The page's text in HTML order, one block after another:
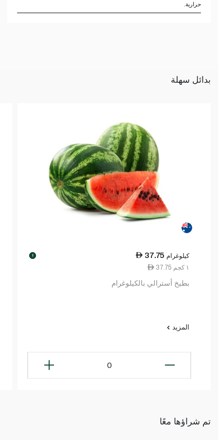
حرارية.
بدائل سهلة
37.75 كيلوغرام !
37.75 ١ كجم
بطيخ أسترالي بالكيلوغرام
المزيد
0
تم شراؤها معًا